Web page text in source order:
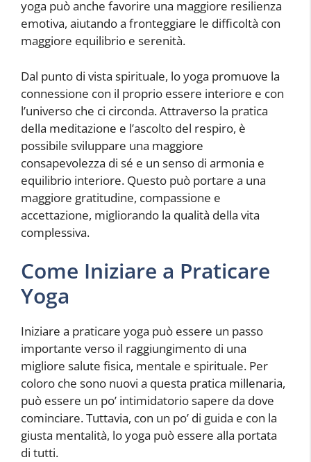
yoga può anche favorire una maggiore resilienza
emotiva, aiutando a fronteggiare le difficoltà con
maggiore equilibrio e serenità.
Dal punto di vista spirituale, lo yoga promuove la
connessione con il proprio essere interiore e con
l’universo che ci circonda. Attraverso la pratica
della meditazione e l’ascolto del respiro, è
possibile sviluppare una maggiore
consapevolezza di sé e un senso di armonia e
equilibrio interiore. Questo può portare a una
maggiore gratitudine, compassione e
accettazione, migliorando la qualità della vita
complessiva.
Come Iniziare a Praticare
Yoga
Iniziare a praticare yoga può essere un passo
importante verso il raggiungimento di una
migliore salute fisica, mentale e spirituale. Per
coloro che sono nuovi a questa pratica millenaria,
può essere un po’ intimidatorio sapere da dove
cominciare. Tuttavia, con un po’ di guida e con la
giusta mentalità, lo yoga può essere alla portata
di tutti.